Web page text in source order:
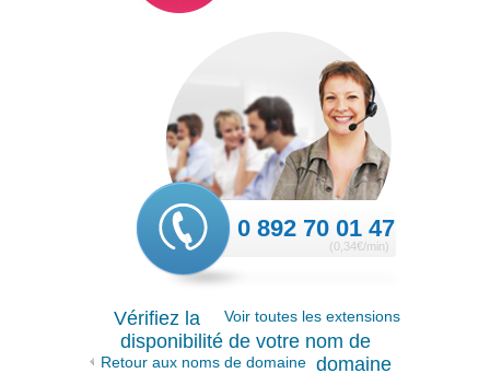
0 892 70 01 47
(0,34€/min)
Voir toutes les extensions
Vérifiez la
disponibilité de votre nom de
domaine
Retour aux noms de domaine